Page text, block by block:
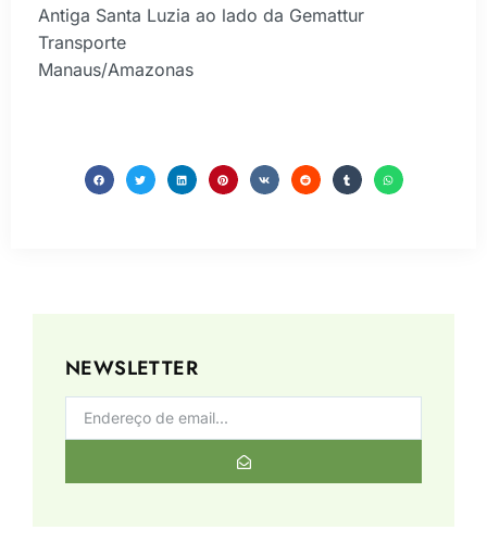
Antiga Santa Luzia ao lado da Gemattur
Transporte
Manaus/Amazonas
NEWSLETTER